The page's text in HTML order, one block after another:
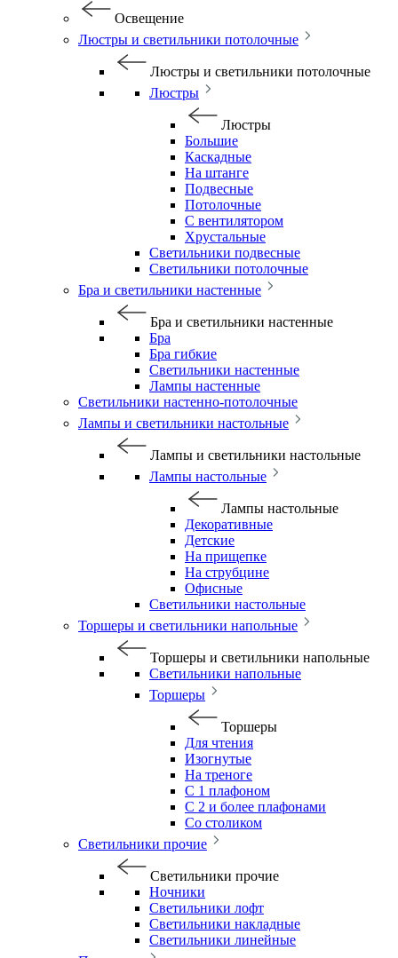
Освещение
Люстры и светильники потолочные
Люстры и светильники потолочные
Люстры
Люстры
Большие
Каскадные
На штанге
Подвесные
Потолочные
С вентилятором
Хрустальные
Светильники подвесные
Светильники потолочные
Бра и светильники настенные
Бра и светильники настенные
Бра
Бра гибкие
Светильники настенные
Лампы настенные
Светильники настенно-потолочные
Лампы и светильники настольные
Лампы и светильники настольные
Лампы настольные
Лампы настольные
Декоративные
Детские
На прищепке
На струбцине
Офисные
Светильники настольные
Торшеры и светильники напольные
Торшеры и светильники напольные
Светильники напольные
Торшеры
Торшеры
Для чтения
Изогнутые
На треноге
С 1 плафоном
С 2 и более плафонами
Со столиком
Светильники прочие
Светильники прочие
Ночники
Светильники лофт
Светильники накладные
Светильники линейные